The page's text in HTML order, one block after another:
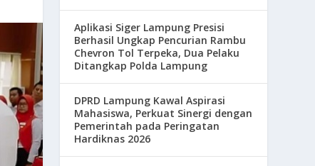
Aplikasi Siger Lampung Presisi
Berhasil Ungkap Pencurian Rambu
Chevron Tol Terpeka, Dua Pelaku
Ditangkap Polda Lampung
DPRD Lampung Kawal Aspirasi
Mahasiswa, Perkuat Sinergi dengan
Pemerintah pada Peringatan
Hardiknas 2026